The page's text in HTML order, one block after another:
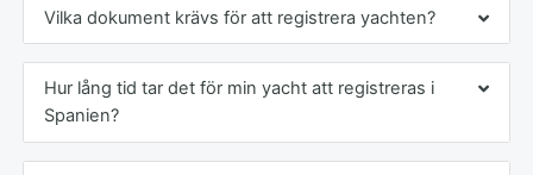
Vilka dokument krävs för att registrera yachten?
Hur lång tid tar det för min yacht att registreras i
Spanien?